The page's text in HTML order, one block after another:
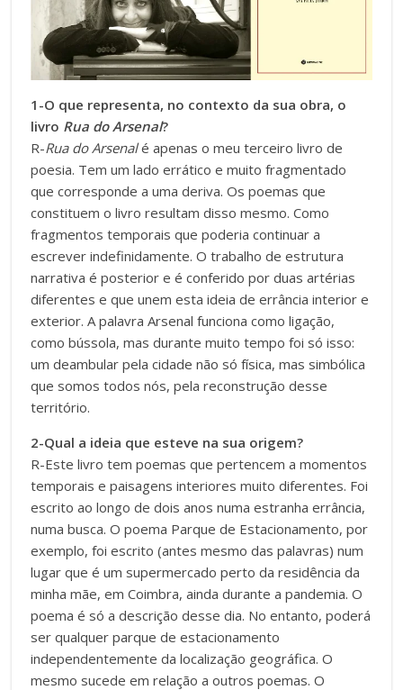
1-O que representa, no contexto da sua obra, o
livro Rua do Arsenal?
R-Rua do Arsenalé apenas o meu terceiro livro de
poesia. Tem um lado errático e muito fragmentado
que corresponde a uma deriva. Os poemas que
constituem o livro resultam disso mesmo. Como
fragmentos temporais que poderia continuar a
escrever indefinidamente. O trabalho de estrutura
narrativa é posterior e é conferido por duas artérias
diferentes e que unem esta ideia de errância interior e
exterior. A palavra Arsenal funciona como ligação,
como bússola, mas durante muito tempo foi só isso:
um deambular pela cidade não só física, mas simbólica
que somos todos nós, pela reconstrução desse
território.
2-Qual a ideia que esteve na sua origem?
R-Este livro tem poemas que pertencem a momentos
temporais e paisagens interiores muito diferentes. Foi
escrito ao longo de dois anos numa estranha errância,
numa busca. O poema Parque de Estacionamento, por
exemplo, foi escrito (antes mesmo das palavras) num
lugar que é um supermercado perto da residência da
minha mãe, em Coimbra, ainda durante a pandemia. O
poema é só a descrição desse dia. No entanto, poderá
ser qualquer parque de estacionamento
independentemente da localização geográfica. O
mesmo sucede em relação a outros poemas. O